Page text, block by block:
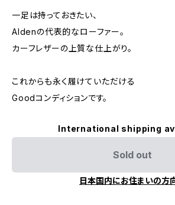
一足は持っておきたい、
Aldenの代表的なローファー。
カーフレザーの上質な仕上がり。
これからも永く履けていただける
Goodコンディションです。
International shipping
Sold out
日本国内にお住まいの方